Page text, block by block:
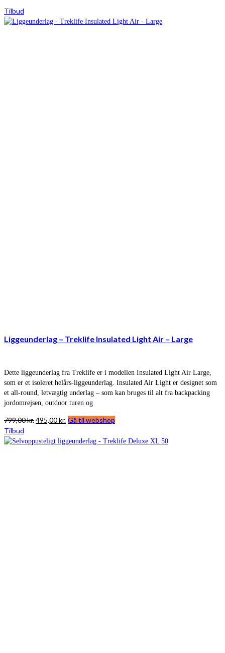
Tilbud
Liggeunderlag – Treklife Insulated Light Air – Large
Dette liggeunderlag fra Treklife er i modellen Insulated Light Air Large,
som er et isoleret helårs-liggeunderlag. Insulated Air Light er designet som
et all-round, letvægtig underlag – som kan bruges til alt fra backpacking
jordomrejsen, outdoor turen og
799,00kr.Den
pris
495,00kr. Den
pris
Gå til webshop
Tilbud